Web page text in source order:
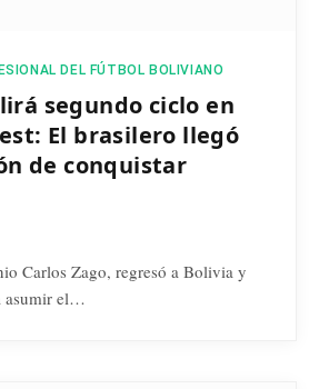
DEL FÚTBOL BOLIVIANO
segundo ciclo en
El brasilero llegó
de conquistar
Carlos Zago, regresó a Bolivia y
asumir el…